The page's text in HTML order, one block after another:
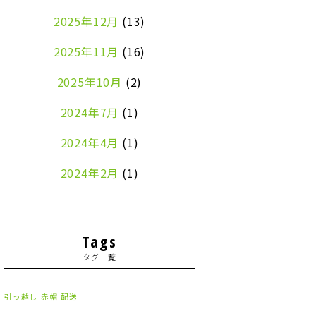
2025年12月 (13)
2025年11月 (16)
2025年10月 (2)
2024年7月 (1)
2024年4月 (1)
2024年2月 (1)
2023年8月
2023年7月(2)
2023年6月
Tags
タグ一覧
引っ越し 赤帽 配送